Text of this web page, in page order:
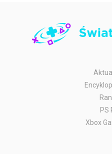
PS
Xbox